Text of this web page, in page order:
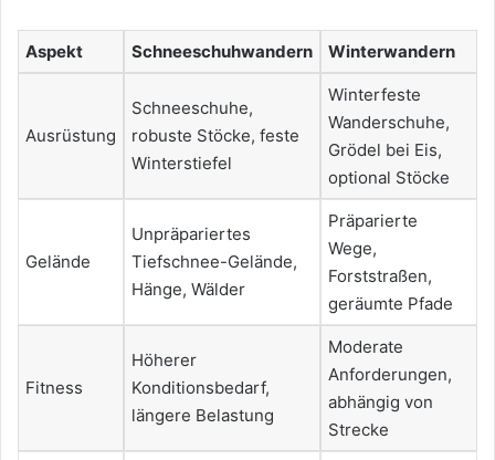
Aspekt Schneeschuhwandern Winterwandern
Ausrüstung
Schneeschuhe,
robuste Stöcke, feste
Winterstiefel
Winterfeste
Wanderschuhe,
Grödel bei Eis,
optional Stöcke
Gelände
Unpräpariertes
Tiefschnee-Gelände,
Hänge, Wälder
Präparierte
Wege,
Forststraßen,
geräumte Pfade
Fitness
Höherer
Konditionsbedarf,
längere Belastung
Moderate
Anforderungen,
abhängig von
Strecke